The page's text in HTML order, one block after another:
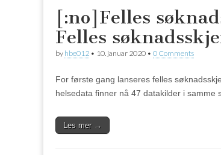
[:no]Felles
Felles
by hbe012 • 10. januar 2020 • 0 Comments
For første gang lanseres felles
helsedata finner nå 47 datakilder i samme
Les mer →